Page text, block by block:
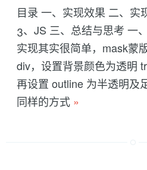
目录 一、实现效果 二、实
3、JS 三、总结与思考 一
实现其实很简单，mask蒙
div，设置背景颜色为透明
再设置 outline 为半透明及
同样的方式 »